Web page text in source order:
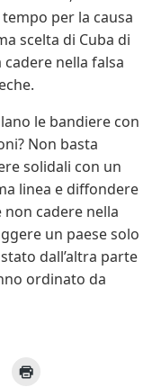
per la causa
scelta di Cuba di
nella falsa
le bandiere con
Non basta
solidali con un
linea e diffondere
non cadere nella
un paese solo
dall’altra parte
ordinato da